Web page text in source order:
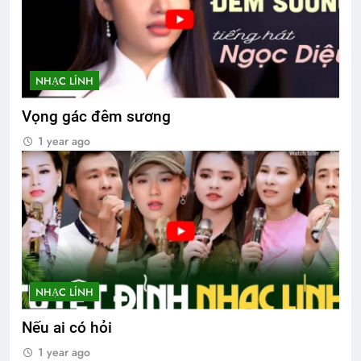
NHẠC LÍNH
Vọng gác đêm sương
1 year ago
NHẠC LÍNH
Nếu ai có hỏi
1 year ago